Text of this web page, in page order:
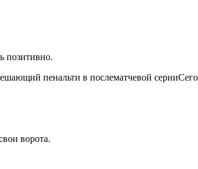
позитивно.
пенальти в послематчевой
ворота.